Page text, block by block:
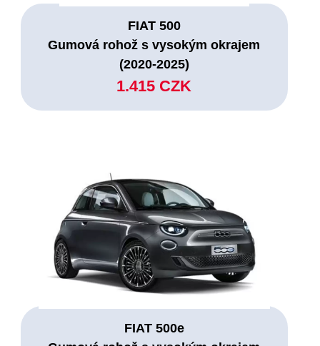
FIAT 500
Gumová rohož s vysokým okrajem
(2020-2025)
1.415 CZK
FIAT 500e